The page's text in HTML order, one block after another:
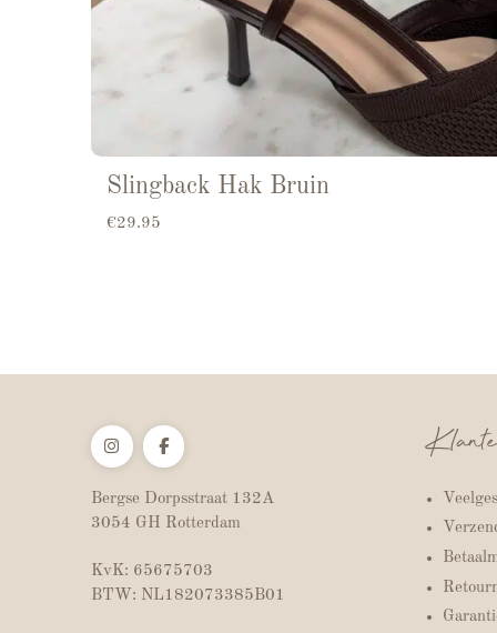
Slingback Hak Bruin
€29.95
Bergse Dorpsstraat 132A
3054 GH Rotterdam
KvK: 65675703
BTW: NL182073385B01